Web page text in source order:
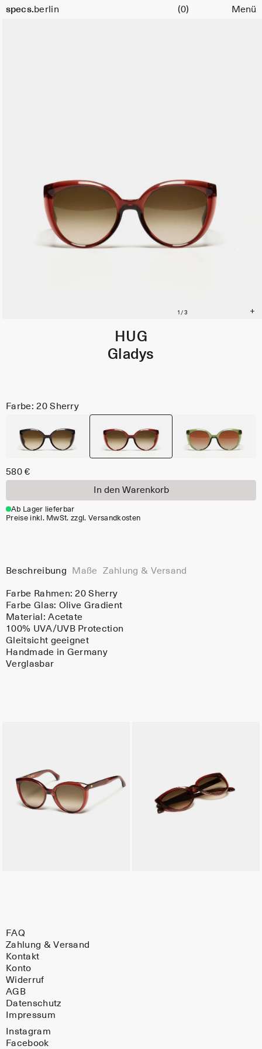
specs.berlin
Warenkorb (0) Menü
HUG
Gladys
Farbe: 20 Sherry
580 €
In den Warenkorb
Ab Lager lieferbar
Preise inkl. MwSt. zzgl. Versandkosten
Beschreibung Maße Zahlung & Versand
Farbe Rahmen:20 Sherry
Farbe Glas: Olive Gradient
Material:Acetate
100% UVA/UVB Protection
Gleitsicht geeignet
Handmade in Germany
Verglasbar
FAQ
Zahlung & Versand
Kontakt
Konto
Widerruf
AGB
Datenschutz
Impressum
Instagram
Facebook